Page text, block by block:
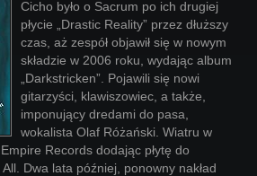
Cicho było o Sacrum po ich drugiej
płycie „Drastic Reality” przez dłuższy
czas, aż zespół objawił się w nowym
składzie w 2006 roku, wydając album
„Darkstricken”. Pojawili się nowi
gitarzyści, klawiszowiec, a także,
imponujący dredami do pasa,
wokalista Olaf Różański. Wiatru w
Records dodając płytę do
Dwa lata później, ponowny nakład